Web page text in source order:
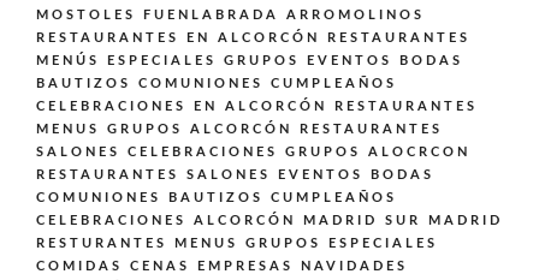
MOSTOLES FUENLABRADA ARROMOLINOS
RESTAURANTES EN ALCORCÓN
RESTAURANTES
MENÚS ESPECIALES GRUPOS EVENTOS BODAS
BAUTIZOS COMUNIONES CUMPLEAÑOS
CELEBRACIONES EN ALCORCÓN
RESTAURANTES
MENUS GRUPOS ALCORCÓN
RESTAURANTES
SALONES CELEBRACIONES GRUPOS ALOCRCON
RESTAURANTES SALONES EVENTOS BODAS
COMUNIONES BAUTIZOS CUMPLEAÑOS
CELEBRACIONES ALCORCÓN MADRID SUR MADRID
RESTURANTES MENUS GRUPOS ESPECIALES
COMIDAS CENAS EMPRESAS NAVIDADES